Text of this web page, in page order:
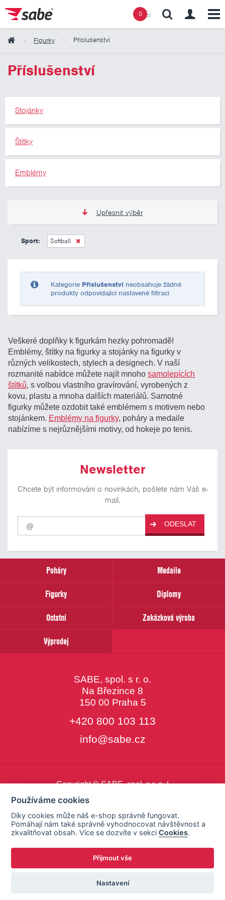
0
Figurky Příslušenství
Příslušenství
Stojánky
Štítky
Emblémy
Upřesnit výběr
0 Kč
Sport: Softball
Kategorie Příslušenství neobsahuje žádné
produkty odpovídající nastavené filtraci
Veškeré doplňky k figurkám hezky pohromadě!
Emblémy, štítky na figurky a stojánky na figurky v
různých velikostech, stylech a designech. V naší
rozmanité nabídce můžete najít mnohosamolepících
štítků, s volbou vlastního gravírování, vyrobených z
kovu, plastu a mnoha dalších materiálů. Samotné
figurky můžete ozdobit také emblémem s motivem nebo
stojánkem. Emblémy na figurky, poháry a medaile
nabízíme s nejrůznějšími motivy, od hokeje po tenis.
Newsletter
Chcete být informováni o novinkách, pošlete nám Váš e-
mail.
Pro
odběr
našich
email
ODESLAT
Poháry
Medaile
Figurky
Diplomy
Ostatní
Zakázková výroba
Výprodej
SABE, spol. s r. o.
Na Březince 8
150 00 Praha 5
+420 800 103 113
info@sabe.cz
Copyright © SABE, spol. s r. o. |
Obsah košíku
Používáme cookies
Díky cookies může náš e-shop správně fungovat.
Pomáhají nám také správně vyhodnocovat návštěvnost a
zkvalitňovat obsah. Více se dozvíte v sekciCookies.
Přijmout vše
Nastavení